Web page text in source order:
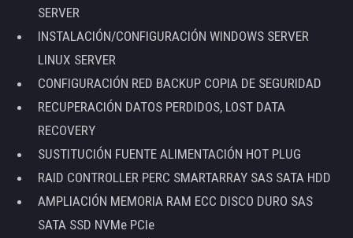
SERVER
INSTALACIÓN/CONFIGURACIÓN WINDOWS SERVER
LINUX SERVER
CONFIGURACIÓN RED BACKUP COPIA DE SEGURIDAD
RECUPERACIÓN DATOS PERDIDOS, LOST DATA
RECOVERY
SUSTITUCIÓN FUENTE ALIMENTACIÓN HOT PLUG
RAID CONTROLLER PERC SMARTARRAY SAS SATA HDD
AMPLIACIÓN MEMORIA RAM ECC DISCO DURO SAS
SATA SSD NVMe PCIe